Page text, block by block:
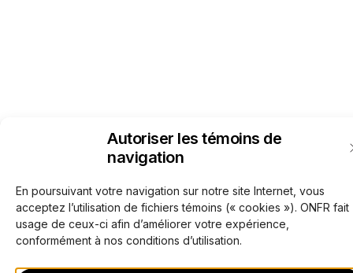
Autoriser les témoins de
navigation
En poursuivant votre navigation sur notre site Internet, vous
acceptez l’utilisation de fichiers témoins (« cookies »). ONFR fait
usage de ceux-ci afin d’améliorer votre expérience,
conformément à nos conditions d’utilisation.